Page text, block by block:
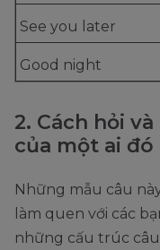
See you later
Good night
2. Cách hỏi
của một ai đó
Những mẫu câu
làm quen với các
những cấu trúc